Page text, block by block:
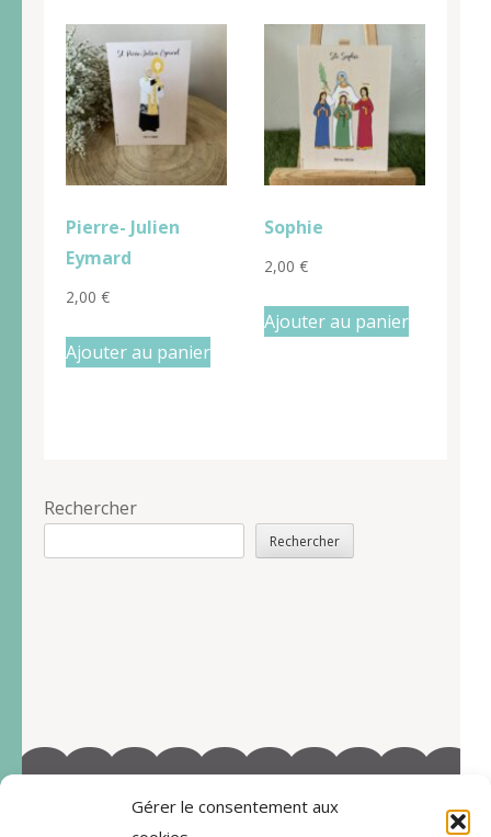
Gérer le consentement aux
Pierre- Julien
Eymard
2,00 €
Ajouter au panier
Sophie
2,00 €
Ajouter au panier
Rechercher
Rechercher
©2022-Tous droits réservés à Marie-Blandine Sallé